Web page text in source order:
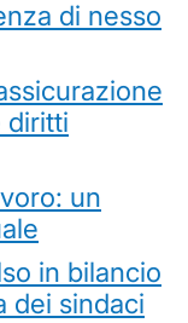
di nesso
diritti
un
in bilancio
dei sindaci